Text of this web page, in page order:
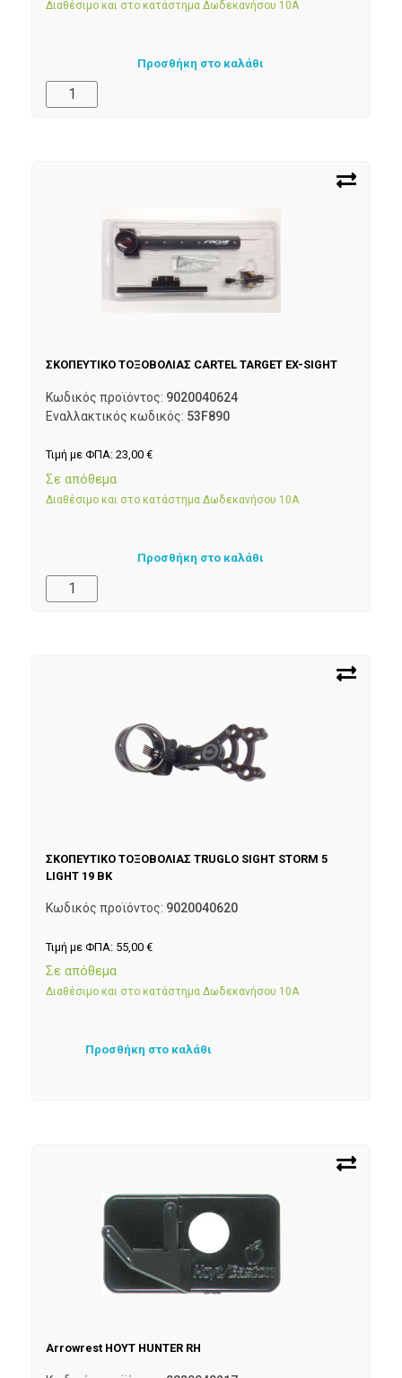
Διαθέσιμο και στο κατάστημα Δωδεκανήσου 10Α
Προσθήκη στο καλάθι
ΣΚΟΠΕΥΤΙΚΟ ΤΟΞΟΒΟΛΙΑΣ CARTEL TARGET EX-SIGHT
Κωδικός προϊόντος: 9020040624
Εναλλακτικός κωδικός: 53F890
Τιμή με ΦΠΑ: 23,00 €
Σε απόθεμα
Διαθέσιμο και στο κατάστημα Δωδεκανήσου 10Α
Προσθήκη στο καλάθι
ΣΚΟΠΕΥΤΙΚΟ ΤΟΞΟΒΟΛΙΑΣ TRUGLO SIGHT STORM 5
LIGHT 19 BK
Κωδικός προϊόντος: 9020040620
Τιμή με ΦΠΑ: 55,00 €
Σε απόθεμα
Διαθέσιμο και στο κατάστημα Δωδεκανήσου 10Α
Προσθήκη στο καλάθι
Arrowrest ΗΟΥΤ HUNTER RH